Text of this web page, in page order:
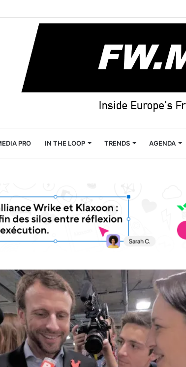
PRO IN THE LOOP TRENDS AGENDA